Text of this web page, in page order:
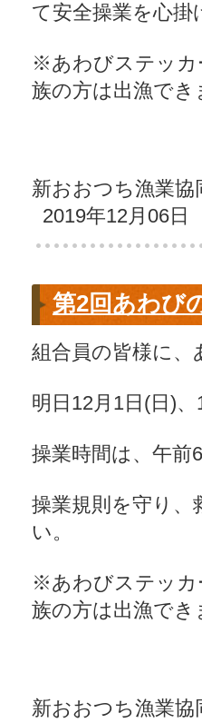
て安全操業を心掛
※あわびステッカ
族の方は出漁で
新おおつち漁業協
2019年12月06
第2回あわび
組合員の皆様に
明日12月1日(日)
操業時間は、午
操業規則を守り、
い。
※あわびステッカ
族の方は出漁で
新おおつち漁業協